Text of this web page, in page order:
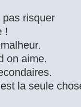
risquer
!
on aime.
la seule